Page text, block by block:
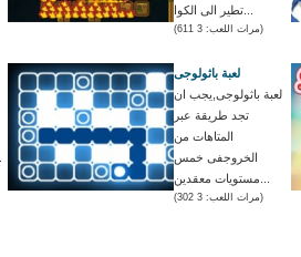
(مرات اللعب: 3 611)
لعبة باثولوجى
لعبة باثولوجى,يجب ان
تجد طريقة عبر
المتاهات من
الخروجفى خمس
(مرات اللعب: 3 302)